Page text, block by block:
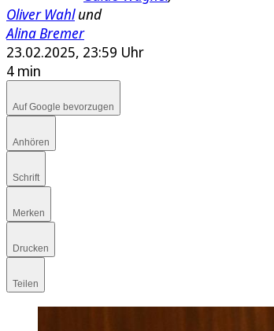
Oliver Wahlund
Alina Bremer
23.02.2025, 23:59 Uhr
4 min
Auf Google bevorzugen
Anhören
Schrift
Merken
Drucken
Teilen